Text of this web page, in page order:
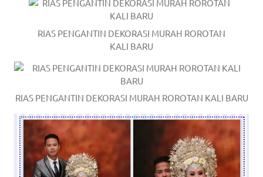
RIAS PENGANTIN DEKORASI MURAH ROROTAN
KALI BARU
RIAS PENGANTIN DEKORASI MURAH ROROTAN KALI BARU